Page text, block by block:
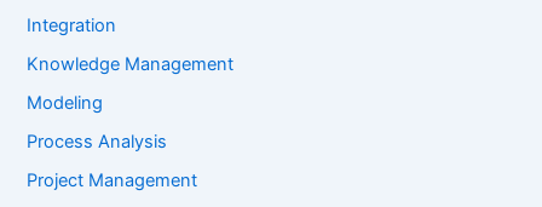
Integration
Knowledge Management
Modeling
Process Analysis
Project Management